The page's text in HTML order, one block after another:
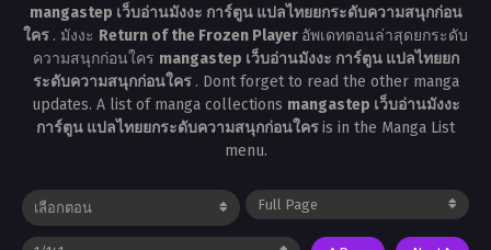
mangastep เว็บอ่านมังงะ การ์ตูน แปลไทยยกระดับความสนุกก่อน
ใคร . มังงะ Return of the Frozen Player อัพเดทตอนล่าสุดยกระดับ
ความสนุกก่อนใคร mangastep เว็บอ่านมังงะ การ์ตูน แปลไทยยก
ระดับความสนุกก่อนใคร . Dont forget to read the other manga
updates. A list of manga collections mangastep เว็บอ่านมังงะ
การ์ตูน แปลไทยยกระดับความสนุกก่อนใครis in the Manga List
menu.